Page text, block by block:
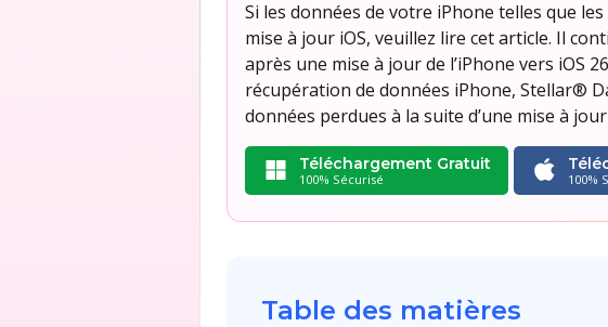
Si les données de votre iPhone telles que
mise à jour iOS, veuillez lire cet article. Il
après une mise à jour de l’iPhone vers iOS
récupération de données iPhone, Stellar®
données perdues à la suite d’une mise à jour
Téléchargement Gratuit
100% Sécurisé 100%
Table des matières